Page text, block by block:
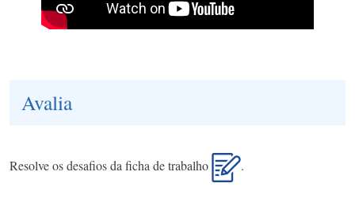
Avalia
Resolve os desafios da ficha de trabalho .